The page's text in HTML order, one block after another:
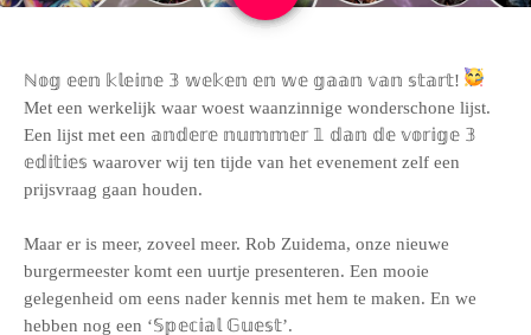
ℕ𝕠𝕘 𝕖𝕖𝕟 𝕜𝕝𝕖𝕚𝕟𝕖 𝟛 𝕨𝕖𝕜𝕖𝕟 𝕖𝕟 𝕨𝕖 𝕘𝕒𝕒𝕟 𝕧𝕒𝕟 𝕤𝕥𝕒𝕣𝕥!
Met een werkelijk waar woest waanzinnige wonderschone lijst.
Een lijst met een 𝕒𝕟𝕕𝕖𝕣𝕖 𝕟𝕦𝕞𝕞𝕖𝕣 𝟙 𝕕𝕒𝕟 𝕕𝕖 𝕧𝕠𝕣𝕚𝕘𝕖 𝟛
𝕖𝕕𝕚𝕥𝕚𝕖𝕤 waarover wij ten tijde van het evenement zelf een
prijsvraag gaan houden.
Maar er is meer, zoveel meer. Rob Zuidema, onze nieuwe
burgermeester komt een uurtje presenteren. Een mooie
gelegenheid om eens nader kennis met hem te maken. En we
hebben nog een ‘𝕊𝕡𝕖𝕔𝕚𝕒𝕝 𝔾𝕦𝕖𝕤𝕥’.